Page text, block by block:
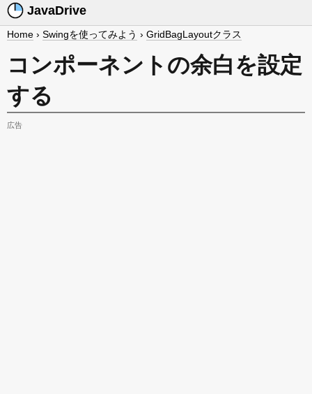
JavaDrive
Home › Swingを使ってみよう › GridBagLayoutクラス
コンポーネントの余白を設定
する
広告